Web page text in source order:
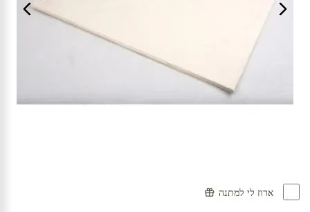
ארוז לי למתנה